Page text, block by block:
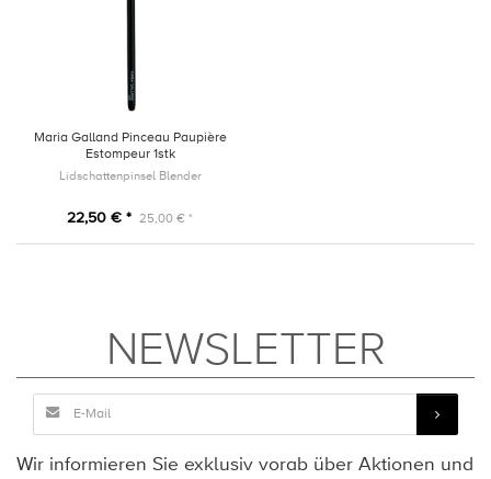
Maria Galland Pinceau Paupière
Estompeur 1stk
Lidschattenpinsel Blender
22,50 € * 25,00 € *
NEWSLETTER
Wir informieren Sie exklusiv vorab über Aktionen und